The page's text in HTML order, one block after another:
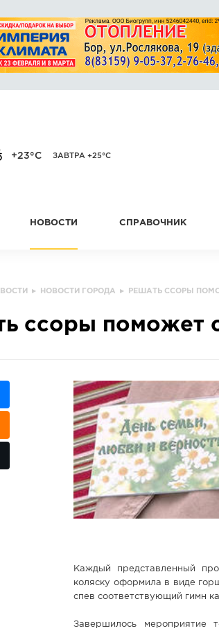
+23°C ЗАВТРА +25°C
НОВОСТИ СПРАВОЧНИК
▸ НОВОСТИ ГОРОДА ▸ РЕШАТЬ ССОРЫ
ссоры поможет
Каждый представленный
коляску оформила в виде
спев соответствующий гимн
Завершилось мероприятие